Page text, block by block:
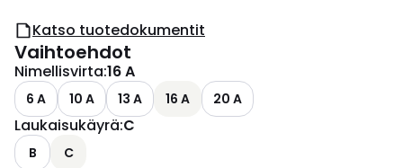
Katso tuotedokumentit
Vaihtoehdot
Nimellisvirta:16 A
6 A 10 A 13 A 16 A 20 A
Laukaisukäyrä:C
B C